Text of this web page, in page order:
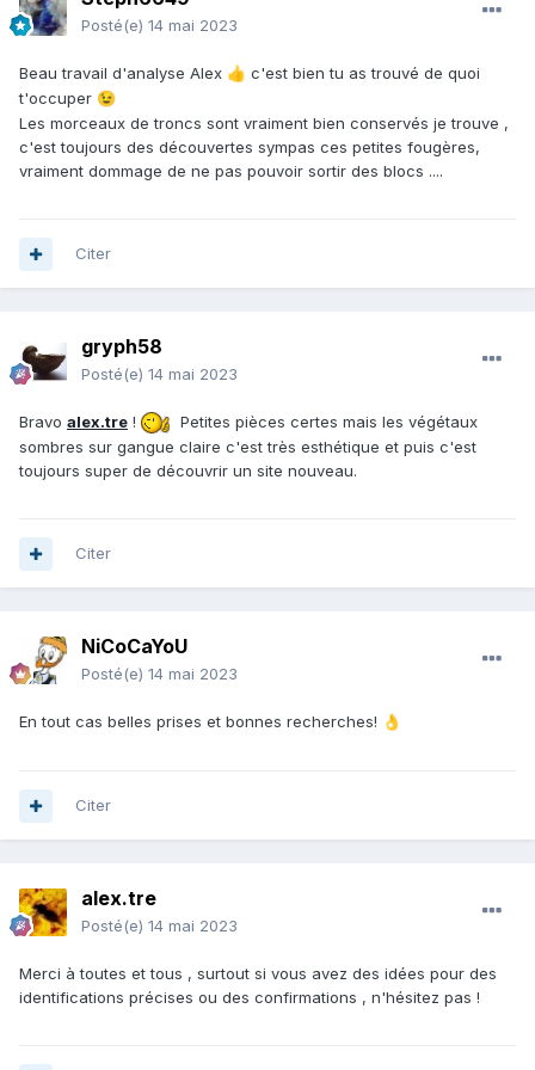
Posté(e) 14 mai 2023
Beau travail d'analyse Alex 👍 c'est bien tu as trouvé de quoi
t'occuper 😉
Les morceaux de troncs sont vraiment bien conservés je trouve ,
c'est toujours des découvertes sympas ces petites fougères,
vraiment dommage de ne pas pouvoir sortir des blocs ....
Citer
gryph58
Posté(e) 14 mai 2023
Bravo alex.tre !
Petites pièces certes mais les végétaux
sombres sur gangue claire c'est très esthétique et puis c'est
toujours super de découvrir un site nouveau.
Citer
NiCoCaYoU
Posté(e) 14 mai 2023
En tout cas belles prises et bonnes recherches! 👌
Citer
alex.tre
Posté(e) 14 mai 2023
Merci à toutes et tous , surtout si vous avez des idées pour des
identifications précises ou des confirmations , n'hésitez pas !